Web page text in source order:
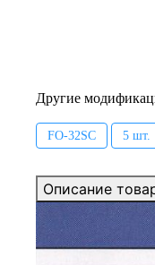
Другие
FO-32SC 5 шт.
Описание